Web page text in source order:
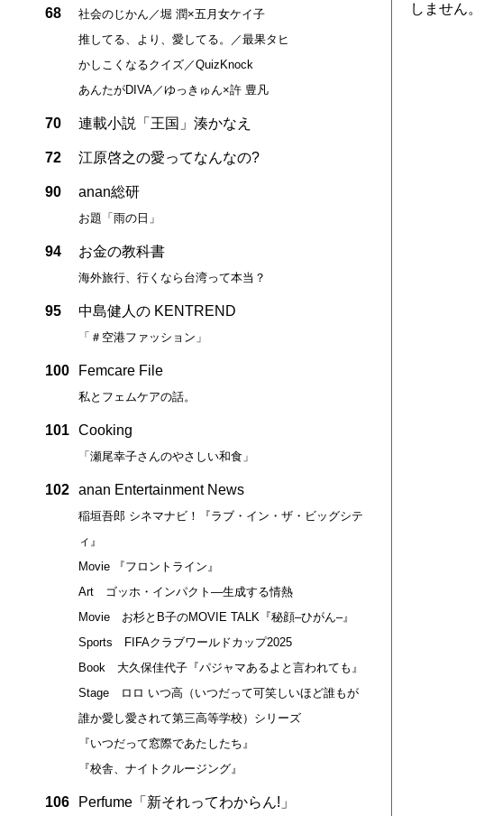
68
社会のじかん／堀 潤×五月女ケイ子
推してる、より、愛してる。／最果タヒ
かしこくなるクイズ／QuizKnock
あんたがDIVA／ゆっきゅん×許 豊凡
70 連載小説「王国」湊かなえ
72 江原啓之の愛ってなんなの?
90 anan総研
お題「雨の日」
94 お金の教科書
海外旅行、行くなら台湾って本当？
95 中島健人の KENTREND
「＃空港ファッション」
100 Femcare File
私とフェムケアの話。
101 Cooking
「瀬尾幸子さんのやさしい和食」
102 anan Entertainment News
稲垣吾郎 シネマナビ！『ラブ・イン・ザ・ビッグシテ
ィ』
Movie 『フロントライン』
Art ゴッホ・インパクト―生成する情熱
Movie お杉とB子のMOVIE TALK『秘顔‒ひがん‒』
Sports FIFAクラブワールドカップ2025
Book 大久保佳代子『パジャマあるよと言われても』
Stage ロロ いつ高（いつだって可笑しいほど誰もが
誰か愛し愛されて第三高等学校）シリーズ
『いつだって窓際であたしたち』
『校舎、ナイトクルージング』
106 Perfume「新それってわからん!」
しません。